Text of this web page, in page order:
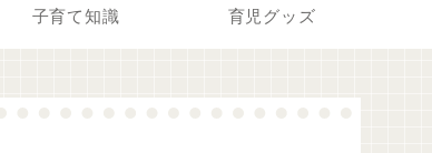
子育て知識 育児グッズ